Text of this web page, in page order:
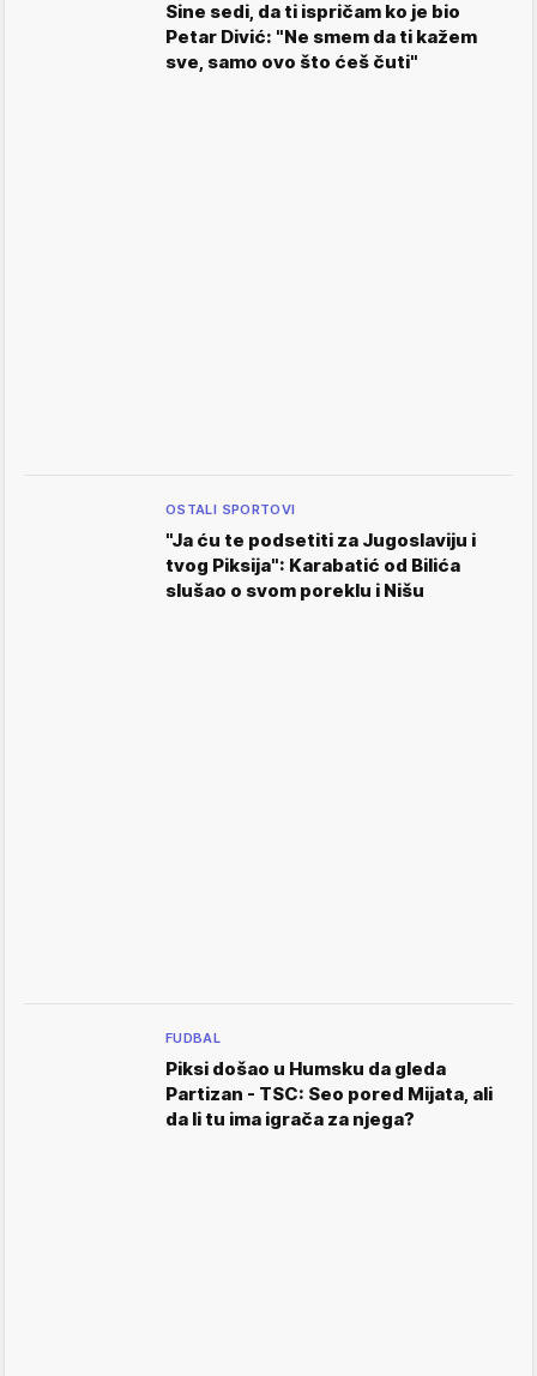
Sine sedi, da ti ispričam ko je bio
Petar Divić: "Ne smem da ti kažem
sve, samo ovo što ćeš čuti"
OSTALI SPORTOVI
"Ja ću te podsetiti za Jugoslaviju i
tvog Piksija": Karabatić od Bilića
slušao o svom poreklu i Nišu
FUDBAL
Piksi došao u Humsku da gleda
Partizan - TSC: Seo pored Mijata, ali
da li tu ima igrača za njega?